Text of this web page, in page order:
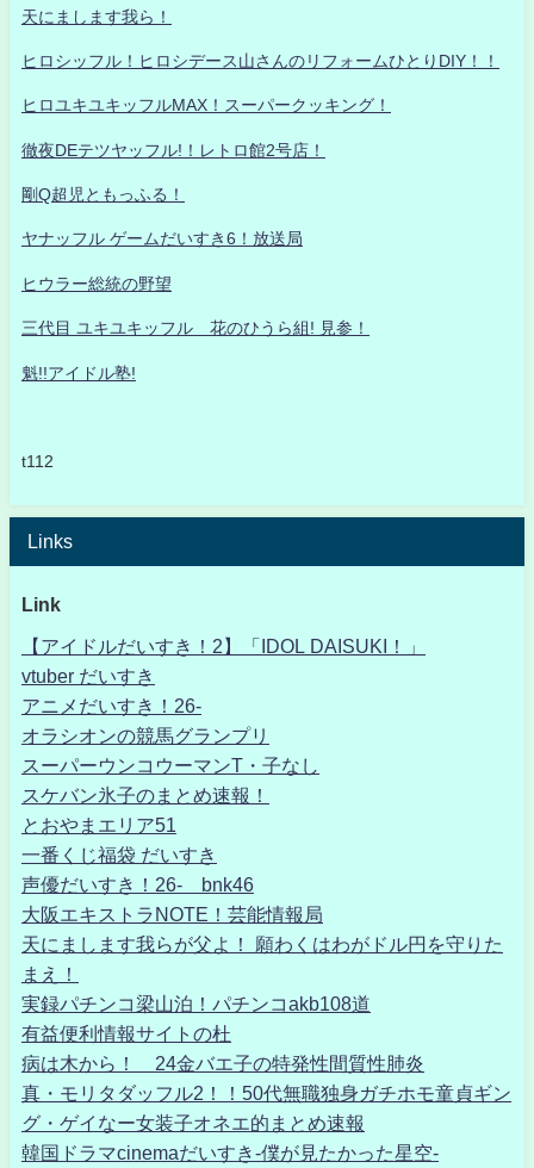
天にまします我ら！
ヒロシッフル！ヒロシデース山さんのリフォームひとりDIY！！
ヒロユキユキッフルMAX！スーパークッキング！
徹夜DEテツヤッフル!！レトロ館2号店！
剛Q超児ともっふる！
ヤナッフル ゲームだいすき6！放送局
ヒウラー総統の野望
三代目 ユキユキッフル 花のひうら組! 見参！
魁!!アイドル塾!
t112
Links
Link
【アイドルだいすき！2】「IDOL DAISUKI！」
vtuber だいすき
アニメだいすき！26-
オラシオンの競馬グランプリ
スーパーウンコウーマンT・子なし
スケバン氷子のまとめ速報！
とおやまエリア51
一番くじ福袋 だいすき
声優だいすき！26- bnk46
大阪エキストラNOTE！芸能情報局
天にまします我らが父よ！ 願わくはわがドル円を守りた
まえ！
実録パチンコ梁山泊！パチンコakb108道
有益便利情報サイトの杜
病は木から！ 24金バエ子の特発性間質性肺炎
真・モリタダッフル2！！50代無職独身ガチホモ童貞ギン
グ・ゲイなー女装子オネエ的まとめ速報
韓国ドラマcinemaだいすき-僕が見たかった星空-